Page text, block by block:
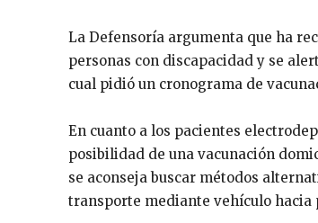
La Defensoría argumenta que ha
personas con discapacidad y se
cual pidió un cronograma de
En cuanto a los pacientes
posibilidad de una vacunación
se aconseja buscar métodos
transporte mediante vehículo hacia